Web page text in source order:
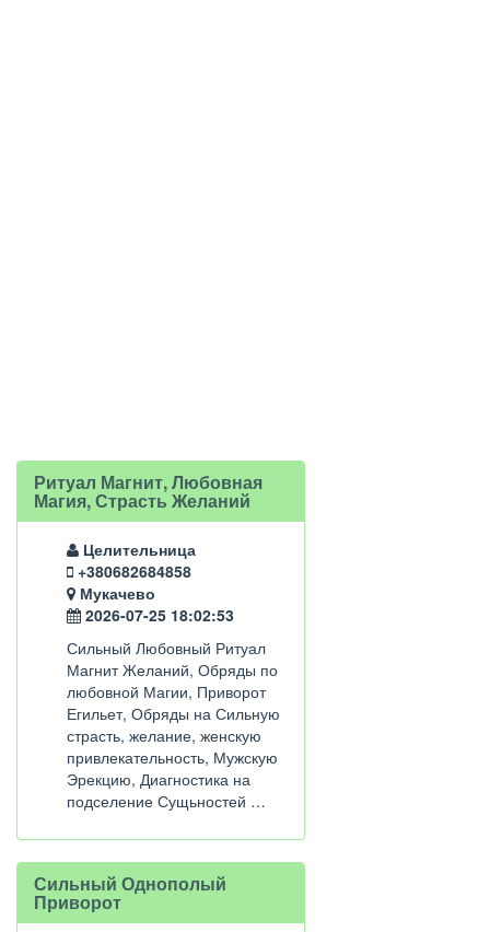
Ритуал Магнит, Любовная
Магия, Страсть Желаний
Целительница
+380682684858
Мукачево
2026-07-25 18:02:53
Сильный Любовный Ритуал
Магнит Желаний, Обряды по
любовной Магии, Приворот
Егильет, Обряды на Сильную
страсть, желание, женскую
привлекательность, Мужскую
Эрекцию, Диагностика на
подселение Сущьностей …
Сильный Однополый
Приворот